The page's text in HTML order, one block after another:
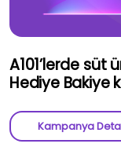
A101’lerde süt
Hediye Bakiye
Kampanya